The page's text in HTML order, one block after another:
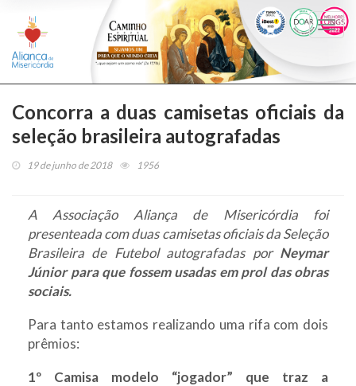
Concorra a duas camisetas oficiais da
seleção brasileira autografadas
19 de junho de 2018 1956
A Associação Aliança de Misericórdia foi
presenteada com duas camisetas oficiais da Seleção
Brasileira de Futebol autografadas por Neymar
Júnior para que fossem usadas em prol das obras
sociais.
Para tanto estamos realizando uma rifa com dois
prêmios:
1º Camisa modelo “jogador” que traz a